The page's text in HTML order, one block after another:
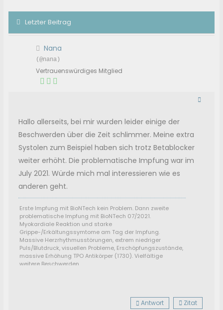
Letzter Beitrag
Nana
(@nana)
Vertrauenswürdiges Mitglied
Hallo allerseits, bei mir wurden leider einige der
Beschwerden über die Zeit schlimmer. Meine extra
Systolen zum Beispiel haben sich trotz Betablocker
weiter erhöht. Die problematische Impfung war im
July 2021. Würde mich mal interessieren wie es
anderen geht.
Erste Impfung mit BioNTech kein Problem. Dann zweite
problematische Impfung mit BioNTech 07/2021.
Myokardiale Reaktion und starke
Grippe-/Erkältungssymtome am Tag der Impfung.
Massive Herzrhythmusstörungen, extrem niedriger
Puls/Blutdruck, visuellen Probleme, Erschöpfungszustände,
massive Erhöhung TPO Antikörper (1730). Vielfältige
weitere Beschwerden.
Antwort Zitat